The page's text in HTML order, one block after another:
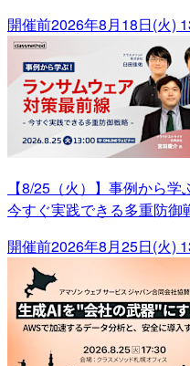
開催前2026年8月18日(火)
【8/25（火）】事例から
今すぐ実践できる多重防御
開催前2026年8月25日(火)